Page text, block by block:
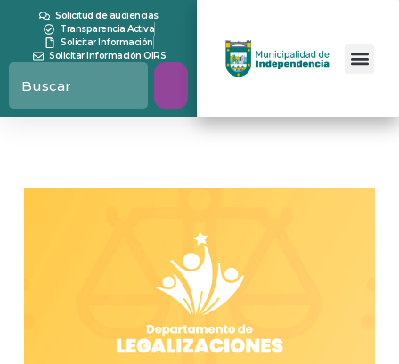
Solicitud de audiencias
Transparencia Activa
Solicitar Información
Solicitar Información OIRS